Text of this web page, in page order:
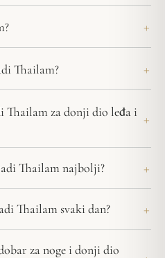
Thailam?
Thailam za donji dio leđa i
Thailam najbolji?
Thailam svaki dan?
za noge i donji dio